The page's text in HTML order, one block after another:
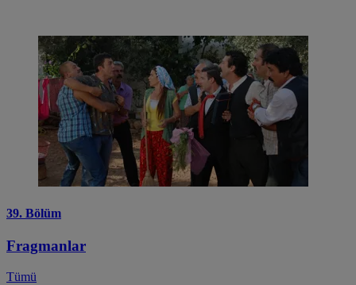
39. Bölüm
Fragmanlar
Tümü